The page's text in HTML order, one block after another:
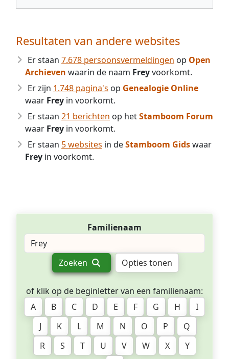
Resultaten van andere websites
Er staan 7.678 persoonsvermeldingen op Open
Archieven waarin de naam Freyvoorkomt.
Er zijn 1.748 pagina's op Genealogie Online
waar Frey in voorkomt.
Er staan 21 berichten op hetStamboom Forum
waar Frey in voorkomt.
Er staan 5 websites in deStamboom Gidswaar
Frey in voorkomt.
Familienaam
Zoeken Opties tonen
of klik op de beginletter van een familienaam:
A
B C D E F G H
I
J
K L M N O P
Q
R
S T U V W X
Y